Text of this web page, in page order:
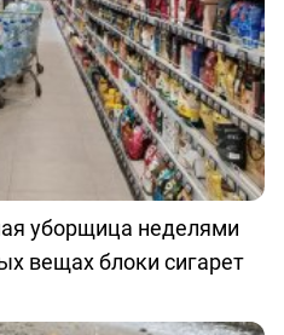
уборщица неделями
вещах блоки сигарет